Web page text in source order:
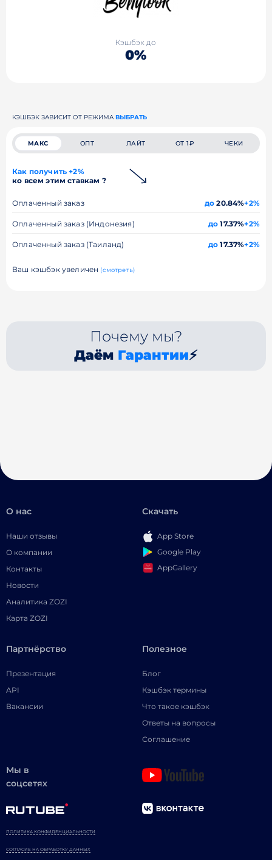
Кэшбэк до
0%
КЭШБЭК ЗАВИСИТ ОТ РЕЖИМА ВЫБРАТЬ
МАКС ОПТ ЛАЙТ ОТ 1₽ ЧЕКИ
Как получить +2%
ко всем этим ставкам ?
Оплаченный заказ до 20.84%+2%
Оплаченный заказ (Индонезия) до 17.37%+2%
Оплаченный заказ (Таиланд) до 17.37%+2%
Ваш кэшбэк увеличен (смотреть)
Почему мы?
Даём Гарантии⚡
О нас
Наши отзывы
О компании
Контакты
Новости
Аналитика ZOZI
Карта ZOZI
Скачать
App Store
Google Play
AppGallery
Партнёрство
Презентация
API
Вакансии
Полезное
Блог
Кэшбэк термины
Что такое кэшбэк
Ответы на вопросы
Соглашение
Мы в
соцсетях
ПОЛИТИКА КОНФИДЕНЦИАЛЬНОСТИ
СОГЛАСИЕ НА ОБРАБОТКУ ДАННЫХ